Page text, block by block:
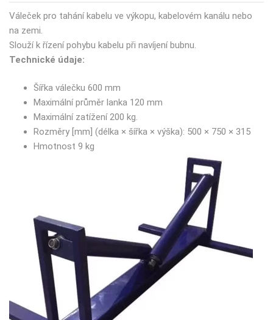
Váleček pro tahání kabelu ve výkopu, kabelovém kanálu nebo
na zemi.
Slouží k řízení pohybu kabelu při navíjení bubnu.
Technické údaje:
Šířka válečku 600 mm
Maximální průměr lanka 120 mm
Maximální zatížení 200 kg.
Rozměry [mm] (délka × šířka × výška): 500 × 750 × 315
Hmotnost 9 kg